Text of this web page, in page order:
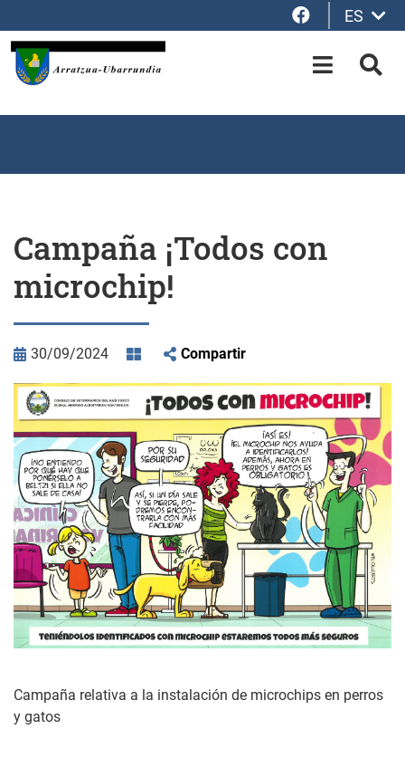
Facebook
ES
OPEN-
Campaña ¡Todos con
microchip!
30/09/2024 Compartir
Campaña relativa a la instalación de microchips en perros
y gatos